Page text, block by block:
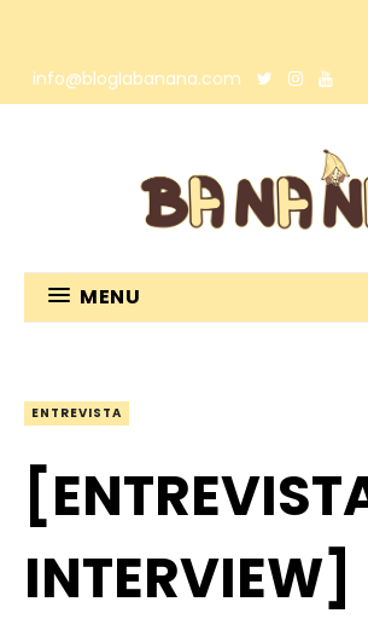
info@bloglabanana.com
MENU
ENTREVISTA
INTERVIEW]